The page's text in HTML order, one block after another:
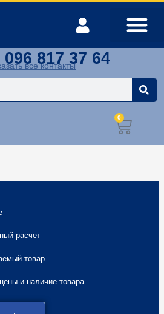
096 817 37 64
все контакты
0
расчет
товар
и наличие товара